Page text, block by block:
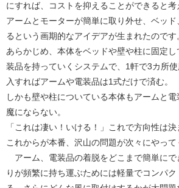
にすれば、コストを抑えることができると
アームとモーターが簡単に取り外せ、ベッド
るという画期的なアイデアが生まれたのです
あらかじめ、本体をベッドや壁や柱に固定
装品を持っていくシステムで、1軒で3カ所
入すればアームや電装品は1式だけで済む。
しかも壁や柱についている本体もアームと
魔にならない。
「これは凄い！いける！」これで方向性は
これからが本番、沢山の問題が次々にやって
アーム、電装品の着脱をどこまで簡単にで
りが頻繁に持ち運ぶためには軽量でコンパ